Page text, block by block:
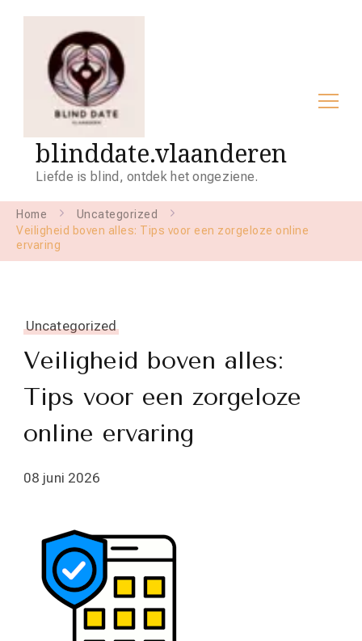
blinddate.vlaanderen
Liefde is blind, ontdek het ongeziene.
Home
Uncategorized
Veiligheid boven alles: Tips voor een zorgeloze online
ervaring
Uncategorized
Veiligheid boven alles:
Tips voor een zorgeloze
online ervaring
08 juni 2026